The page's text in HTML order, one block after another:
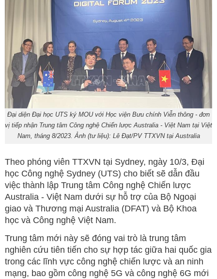
Đại diện Đại học UTS ký MOU với Học viện Bưu chính Viễn thông - đơn
vị tiếp nhận Trung tâm Công nghệ Chiến lược Australia - Việt Nam tại Việt
Nam, tháng 8/2023. Ảnh (tư liệu): Lê Đạt/PV TTXVN tại Australia
Theo phóng viên TTXVN tại Sydney, ngày 10/3, Đại
học Công nghệ Sydney (UTS) cho biết sẽ dẫn đầu
việc thành lập Trung tâm Công nghệ Chiến lược
Australia - Việt Nam dưới sự hỗ trợ của Bộ Ngoại
giao và Thương mại Australia (DFAT) và Bộ Khoa
học và Công nghệ Việt Nam.
Trung tâm mới này sẽ đóng vai trò là trung tâm
nghiên cứu tiên tiến cho sự hợp tác giữa hai quốc gia
trong các lĩnh vực công nghệ chiến lược và an ninh
mạng, bao gồm công nghệ 5G và công nghệ 6G mới